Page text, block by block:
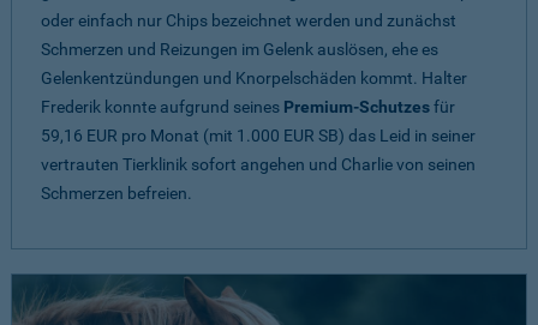
oder einfach nur Chips bezeichnet werden und zunächst
Schmerzen und Reizungen im Gelenk auslösen, ehe es
Gelenkentzündungen und Knorpelschäden kommt. Halter
Frederik konnte aufgrund seines Premium-Schutzesfür
59,16 EUR pro Monat (mit 1.000 EUR SB) das Leid in seiner
vertrauten Tierklinik sofort angehen und Charlie von seinen
Schmerzen befreien.